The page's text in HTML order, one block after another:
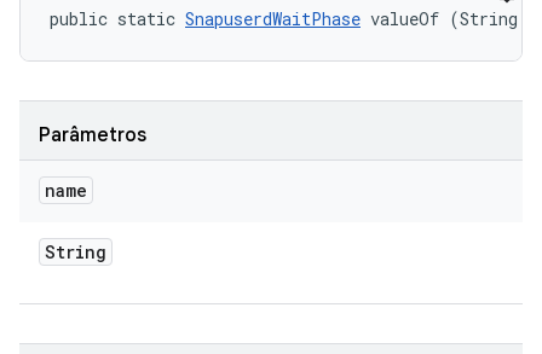
public static SnapuserdWaitPhase valueOf (String
Parâmetros
name
String